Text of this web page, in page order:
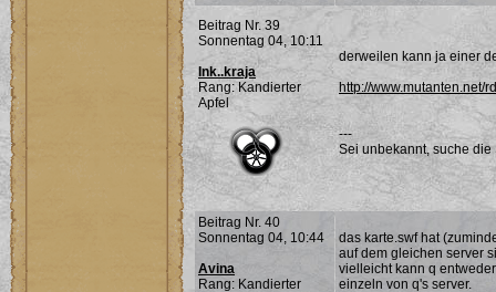
Beitrag Nr. 39
Sonnentag 04, 10:11
Ink..kraja
Rang: Kandierter
Apfel
derweilen kann ja einer
http://www.mutanten.net/
---
Sei unbekannt, suche die
Beitrag Nr. 40
Sonnentag 04, 10:44
Avina
Rang: Kandierter
das karte.swf hat
auf dem gleichen server
vielleicht kann q
einzeln von q's server.